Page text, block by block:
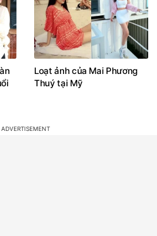
Loạt ảnh của Mai Phương
Thuý tại Mỹ